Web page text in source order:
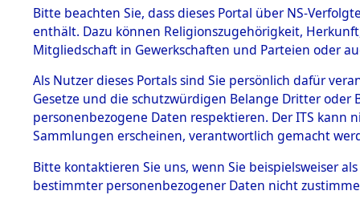
BESTÄNDE
1.
mente
5. Verschiedenes
5.3
Todesmärsche
5.3.1 Alliierte
Erhebungen
zu
Todesmärsch
und
Bitte beachten Sie, dass dieses Portal über NS-
enthält. Dazu können Religionszugehörigkeit,
Mitgliedschaft in Gewerkschaften und Parteien oder
Als Nutzer dieses Portals sind Sie persönlich dafür
Gesetze und die schutzwürdigen Belange Dritter
personenbezogene Daten respektieren. Der ITS
Sammlungen erscheinen, verantwortlich gemacht
Bitte kontaktieren Sie uns, wenn Sie beispielsweiser
bestimmter personenbezogener Daten nicht